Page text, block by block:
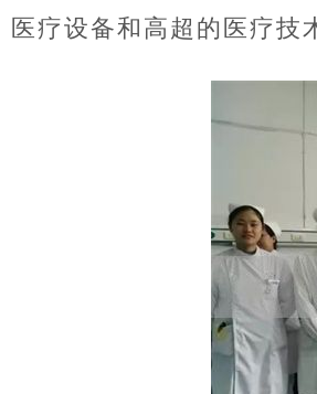
医疗设备和高超的医疗技